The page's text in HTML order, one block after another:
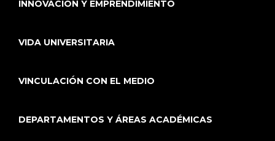
INNOVACIÓN Y EMPRENDIMIENTO
VIDA UNIVERSITARIA
VINCULACIÓN CON EL MEDIO
DEPARTAMENTOS Y ÁREAS ACADÉMICAS